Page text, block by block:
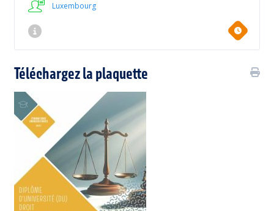
Luxembourg
Téléchargez la plaquette